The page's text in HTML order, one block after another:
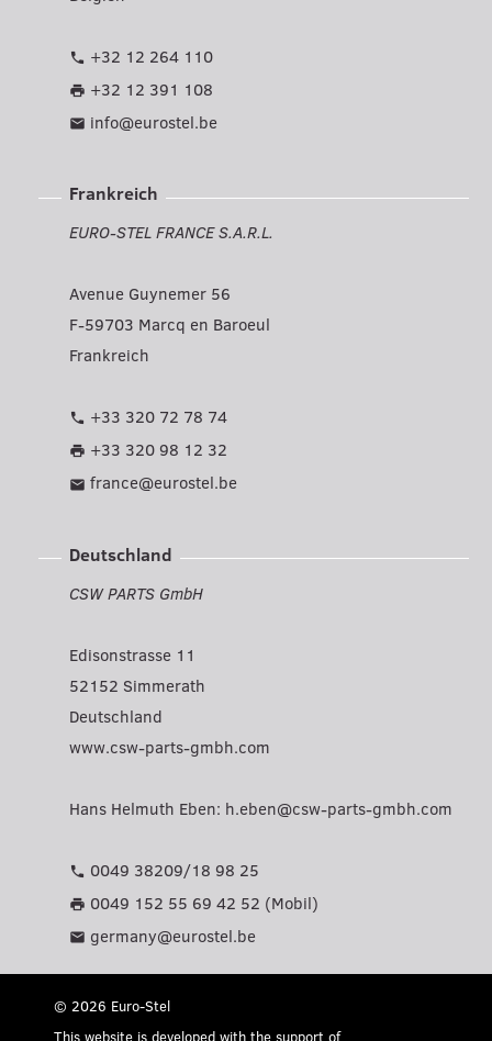
phone +32 12 264 110
print +32 12 391 108
mail info@eurostel.be
Frankreich
EURO-STEL FRANCE S.A.R.L.
Avenue Guynemer 56
F-59703 Marcq en Baroeul
Frankreich
phone +33 320 72 78 74
print +33 320 98 12 32
mail france@eurostel.be
Deutschland
CSW PARTS GmbH
Edisonstrasse 11
52152 Simmerath
Deutschland
www.csw-parts-gmbh.com
Hans Helmuth Eben: h.eben@csw-parts-gmbh.com
phone 0049 38209/18 98 25
print 0049 152 55 69 42 52 (Mobil)
mail germany@eurostel.be
© 2026 Euro-Stel
This website is developed with the support of